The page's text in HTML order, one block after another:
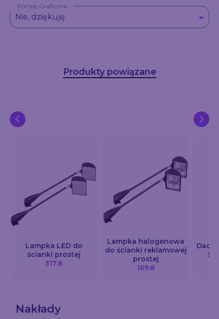
Pomoc Graficzna
Nie, dziękuję
Produkty powiązane
Lampka LED do
ścianki prostej
317.8
Lampka halogenowa
do ścianki reklamowej
prostej
169.8
Dach
Nakłady